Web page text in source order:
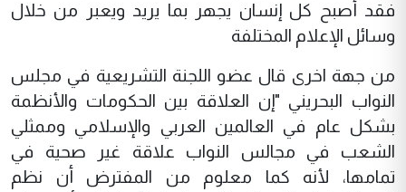
فقد أصبح كل إنسان يجهر بما يريد ويعبر من خلال
وسائل الإعلام المختلفة
من جهة اخرى قال عضو اللجنة التشريعية في مجلس
النواب البحريني "إن العلاقة بين الحكومات والأنظمة
بشكل عام في العالمين العربي والإسلامي وممثلي
الشعب في مجالس النواب علاقة غير صحية في
تمامها، لأنه كما معلوم من المفترض أن نظم